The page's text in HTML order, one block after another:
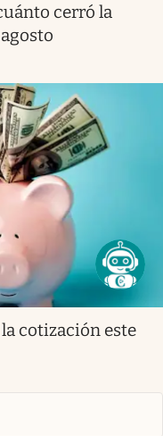
cerró la
cotización este